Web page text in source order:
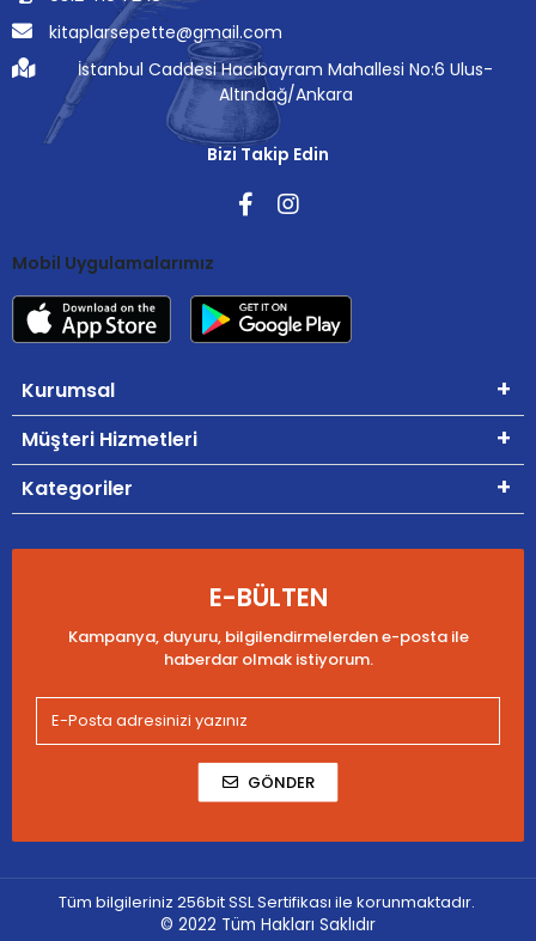
kitaplarsepette@gmail.com
İstanbul Caddesi Hacıbayram Mahallesi No:6 Ulus-
Altındağ/Ankara
Bizi Takip Edin
Mobil Uygulamalarımız
Kurumsal
Müşteri Hizmetleri
Kategoriler
E-BÜLTEN
Kampanya, duyuru, bilgilendirmelerden e-posta ile
haberdar olmak istiyorum.
GÖNDER
Tüm bilgileriniz 256bit SSL Sertifikası ile korunmaktadır.
© 2022 Tüm Hakları Saklıdır